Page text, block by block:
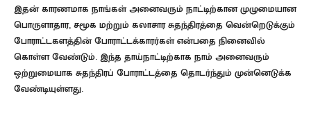
இதன் காரணமாக நாங்கள் அனைவரும் நாட்டிற்கான முழுமையான
பொருளாதார, சமூக மற்றும் கலாசார சுதந்திரத்தை வென்றெடுக்கும்
போராட்டகளத்தின் போராட்டக்காரர்கள் என்பதை நினைவில்
கொள்ள வேண்டும். இந்த தாய்நாட்டிற்காக நாம் அனைவரும்
ஒற்றுமையாக சுதந்திரப் போராட்டத்தை தொடர்ந்தும் முன்னெடுக்க
வேண்டியுள்ளது.